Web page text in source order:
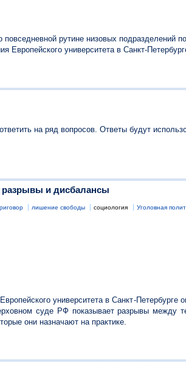
рутине низовых подразделений
Европейского университета в Санкт-
на ряд вопросов. Ответы будут
разрывы и дисбалансы
лишение свободы социология Уголовная
университета в Санкт-Петербурге
суде РФ показывает разрывы между
они назначают на практике.